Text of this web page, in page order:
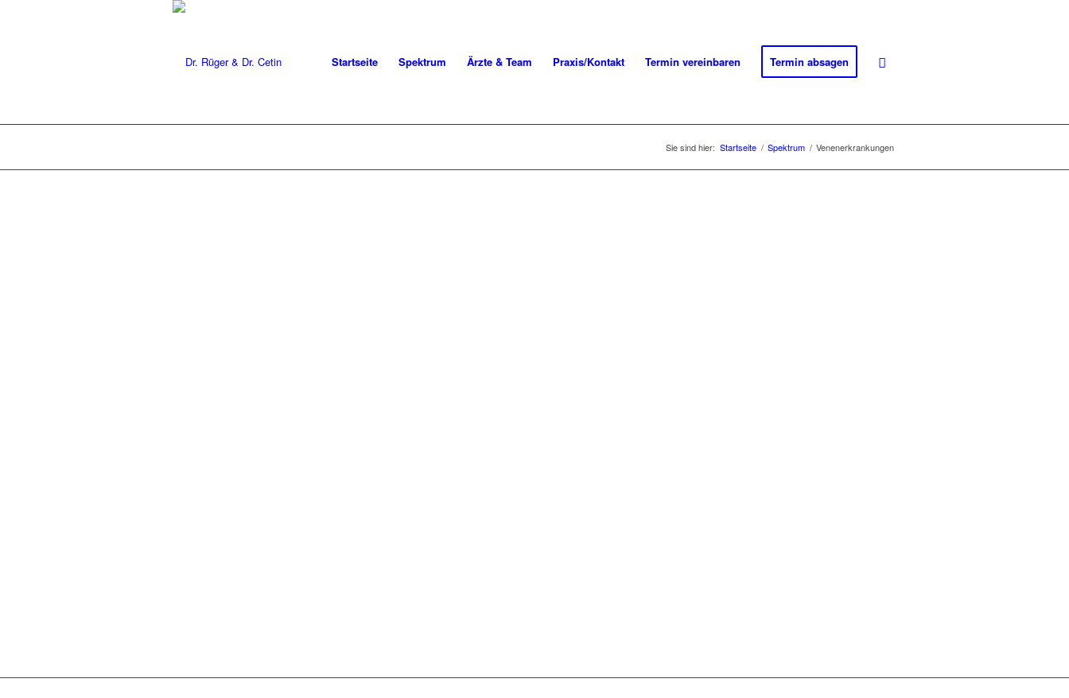
Startseite Spektrum Ärzte & Team Praxis/Kontakt Termin vereinbaren Termin absagen
Sie sind hier: Startseite / Spektrum / Venenerkrankungen